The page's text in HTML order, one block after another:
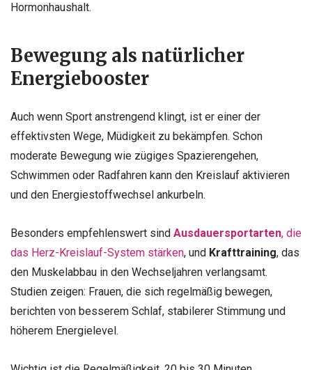
Hormonhaushalt.
Bewegung als natürlicher
Energiebooster
Auch wenn Sport anstrengend klingt, ist er einer der
effektivsten Wege, Müdigkeit zu bekämpfen. Schon
moderate Bewegung wie zügiges Spazierengehen,
Schwimmen oder Radfahren kann den Kreislauf aktivieren
und den Energiestoffwechsel ankurbeln.
Besonders empfehlenswert sind Ausdauersportarten, die
das Herz-Kreislauf-System stärken, und Krafttraining, das
den Muskelabbau in den Wechseljahren verlangsamt.
Studien zeigen: Frauen, die sich regelmäßig bewegen,
berichten von besserem Schlaf, stabilerer Stimmung und
höherem Energielevel.